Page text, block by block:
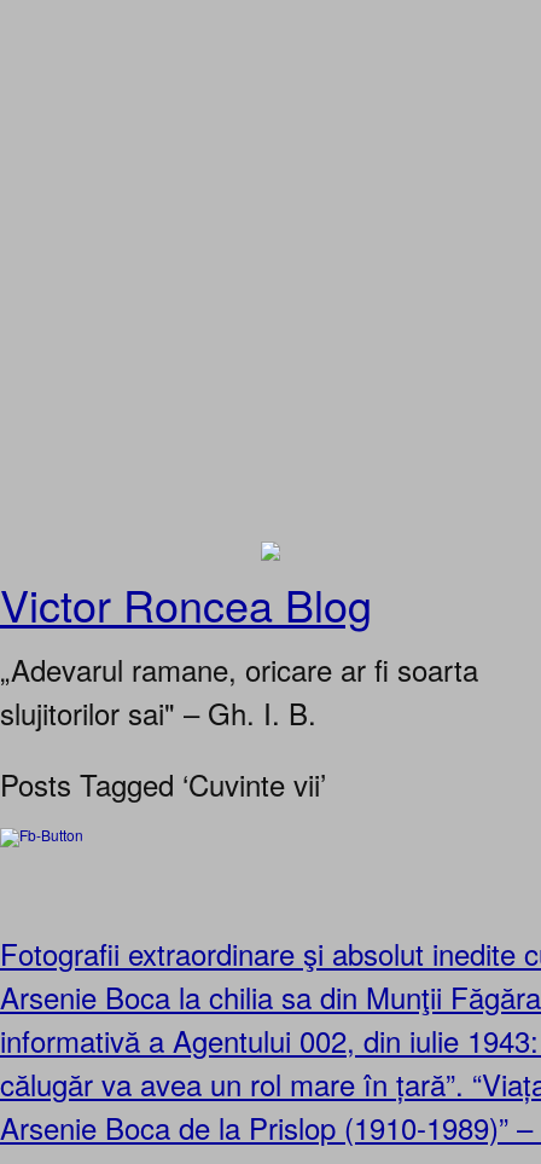
Victor Roncea Blog
„Adevarul ramane, oricare ar fi soarta
slujitorilor sai" – Gh. I. B.
Posts Tagged ‘Cuvinte vii’
Fotografii extraordinare şi absolut inedite
Arsenie Boca la chilia sa din Munţii
informativă a Agentului 002, din iulie
călugăr va avea un rol mare în țară”.
Arsenie Boca de la Prislop (1910-1989)”